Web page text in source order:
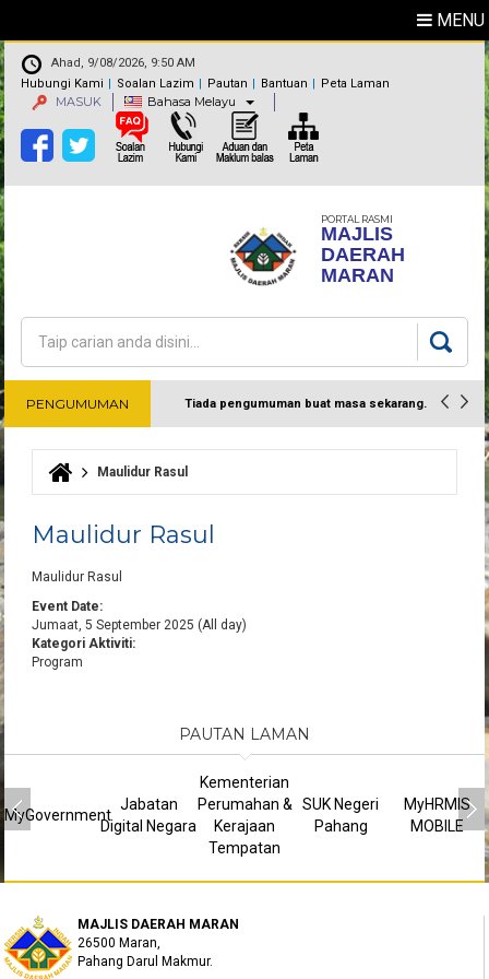
MENU
Ahad, 9/08/2026, 9:50 AM
Hubungi Kami
Soalan Lazim Pautan Bantuan Peta Laman
MASUK Bahasa Melayu
PORTAL RASMI
MAJLIS
DAERAH
MARAN
Borang carian
Carian
PENGUMUMAN Tiada pengumuman buat masa sekarang.
Harap maklum
Anda di sini
Maulidur Rasul
Maulidur Rasul
Maulidur Rasul
Event Date:
Jumaat, 5 September 2025 (All day)
Kategori Aktiviti:
Program
PAUTAN LAMAN
MyGovernment
Jabatan
Digital Negara
Kementerian
Perumahan &
Kerajaan
Tempatan
SUK Negeri
Pahang
MyHRMIS
MOBILE
MAJLIS DAERAH MARAN
26500 Maran,
Pahang Darul Makmur.